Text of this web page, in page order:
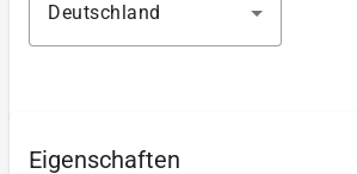
Deutschland
Eigenschaften